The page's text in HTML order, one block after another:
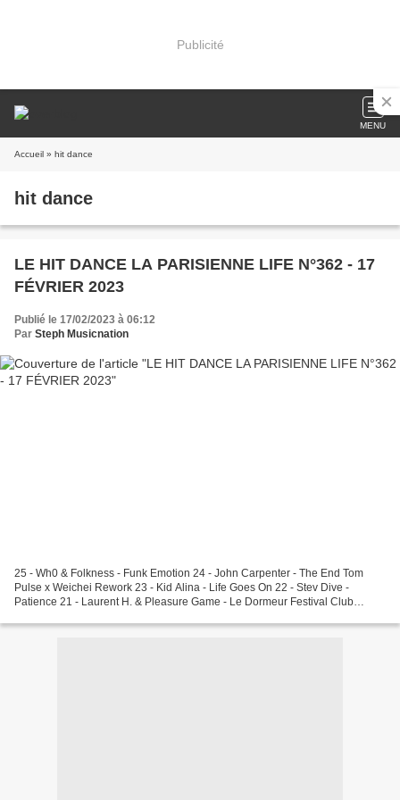
Publicité
MENU
Accueil » hit dance
hit dance
LE HIT DANCE LA PARISIENNE LIFE N°362 - 17
FÉVRIER 2023
Publié le 17/02/2023 à 06:12
Par Steph Musicnation
25 - Wh0 & Folkness - Funk Emotion 24 - John Carpenter - The End Tom
Pulse x Weichei Rework 23 - Kid Alina - Life Goes On 22 - Stev Dive -
Patience 21 - Laurent H. & Pleasure Game - Le Dormeur Festival Club